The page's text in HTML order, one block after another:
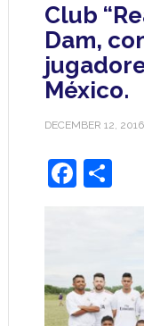
Club
Dam,
México.
DECEMBER 12, 2016